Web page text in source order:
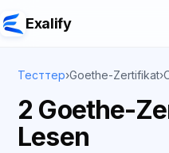
Exalify
Тесттер›Goethe-Zertifikat›
2 Goethe-
Lesen